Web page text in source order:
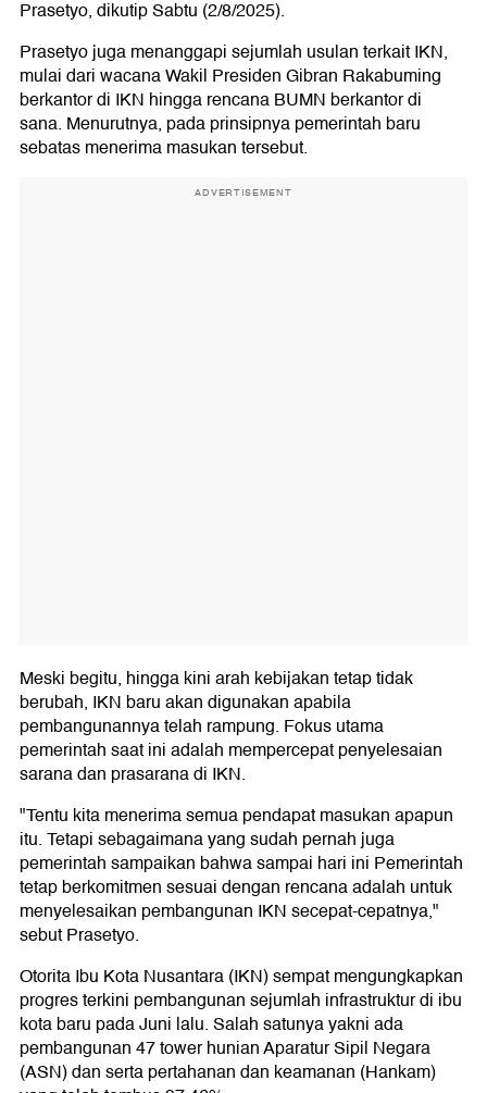
Prasetyo, dikutip Sabtu (2/8/2025).
Prasetyo juga menanggapi sejumlah usulan terkait IKN,
mulai dari wacana Wakil Presiden Gibran Rakabuming
berkantor di IKN hingga rencana BUMN berkantor di
sana. Menurutnya, pada prinsipnya pemerintah baru
sebatas menerima masukan tersebut.
ADVERTISEMENT
Meski begitu, hingga kini arah kebijakan tetap tidak
berubah, IKN baru akan digunakan apabila
pembangunannya telah rampung. Fokus utama
pemerintah saat ini adalah mempercepat penyelesaian
sarana dan prasarana di IKN.
"Tentu kita menerima semua pendapat masukan apapun
itu. Tetapi sebagaimana yang sudah pernah juga
pemerintah sampaikan bahwa sampai hari ini Pemerintah
tetap berkomitmen sesuai dengan rencana adalah untuk
menyelesaikan pembangunan IKN secepat-cepatnya,"
sebut Prasetyo.
Otorita Ibu Kota Nusantara (IKN) sempat mengungkapkan
progres terkini pembangunan sejumlah infrastruktur di ibu
kota baru pada Juni lalu. Salah satunya yakni ada
pembangunan 47 tower hunian Aparatur Sipil Negara
(ASN) dan serta pertahanan dan keamanan (Hankam)